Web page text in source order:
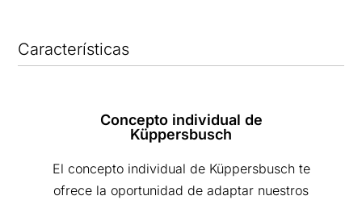
Características
Concepto individual de
Küppersbusch
El concepto individual de Küppersbusch te
ofrece la oportunidad de adaptar nuestros